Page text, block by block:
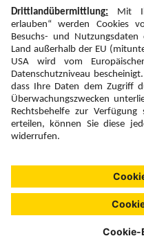
Newsletter:
Fairness und
Copyright © 2026